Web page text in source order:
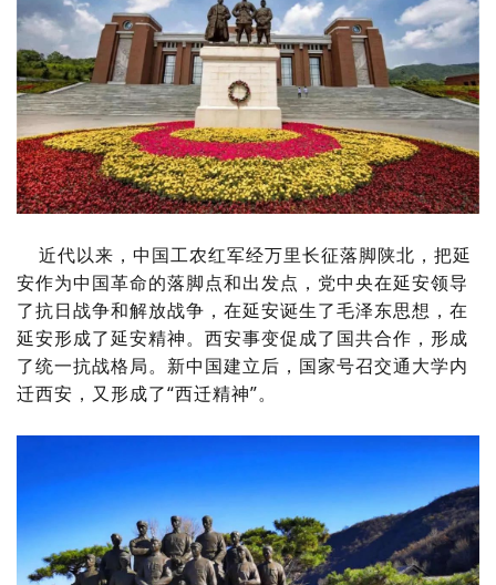
近代以来，中国工农红军经万里长征落脚陕北，把延
安作为中国革命的落脚点和出发点，党中央在延安领导
了抗日战争和解放战争，在延安诞生了毛泽东思想，在
延安形成了延安精神。西安事变促成了国共合作，形成
了统一抗战格局。新中国建立后，国家号召交通大学内
迁西安，又形成了“西迁精神”。